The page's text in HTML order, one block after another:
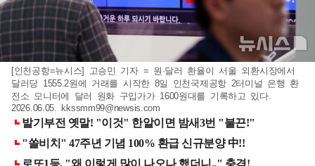
[인천공항=뉴시스] 고승민 기자 = 원·달러 환율이 서울 외환시장에서
달러당 1555.2원에 거래를 시작한 8일 인천국제공항 2터미널 은행 환
전소 모니터에 달러 원화 구입가가 1600원대를 기록하고 있다.
2026.06.05. kkssmm99@newsis.com